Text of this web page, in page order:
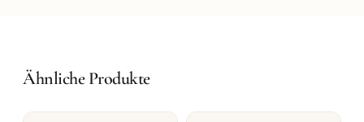
Ähnliche Produkte